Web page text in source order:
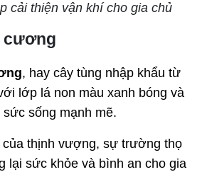
cải thiện vận khí cho gia chủ
cương
, hay cây tùng nhập khẩu từ
lớp lá non màu xanh bóng và
sống mạnh mẽ.
thịnh vượng, sự trường thọ
lại sức khỏe và bình an cho gia